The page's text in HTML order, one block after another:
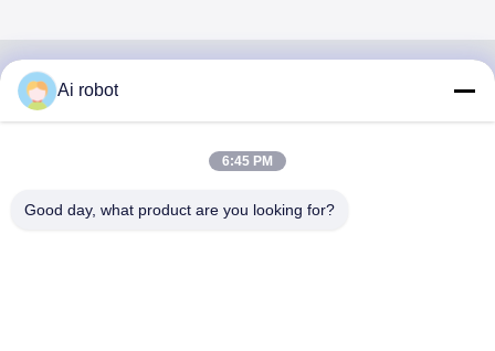
VIVI DENTAI
LABORATORY
Ai robot
6:45 PM
Good day, what product are you looking for?